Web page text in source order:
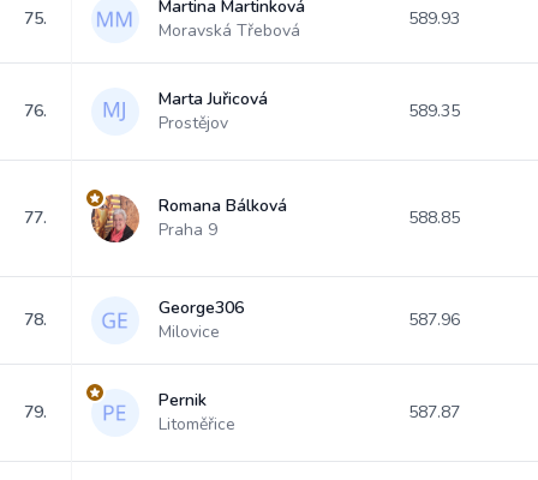
75.
Martina Martinková
Moravská Třebová
589.93
76.
Marta Juřicová
Prostějov
589.35
77.
Romana Bálková
Praha 9
588.85
78.
George306
Milovice
587.96
79.
Pernik
Litoměřice
587.87